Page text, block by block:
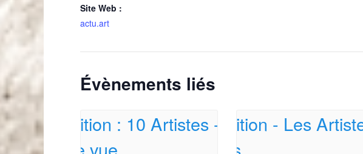
Site Web :
actu.art
Évènements liés